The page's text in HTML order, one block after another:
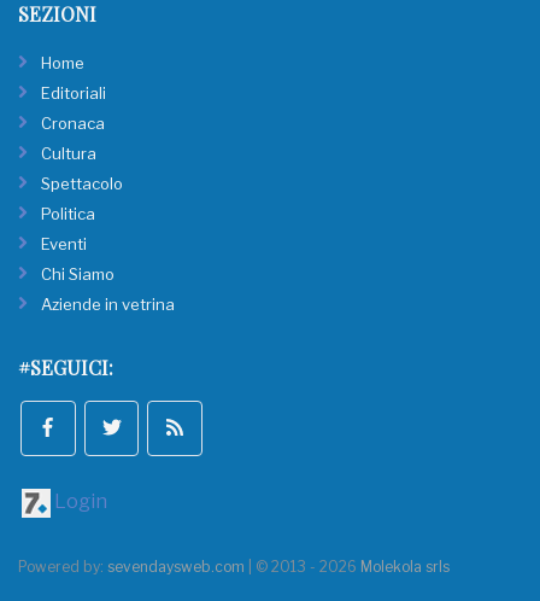
SEZIONI
Home
Editoriali
Cronaca
Cultura
Spettacolo
Politica
Eventi
Chi Siamo
Aziende in vetrina
#SEGUICI:
Login
Powered by: sevendaysweb.com | © 2013 - 2026 Molekola srls